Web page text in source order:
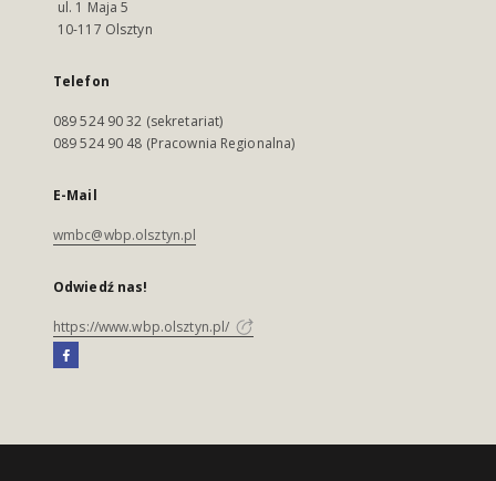
ul. 1 Maja 5
10-117 Olsztyn
Telefon
089 524 90 32 (sekretariat)
089 524 90 48 (Pracownia Regionalna)
E-Mail
wmbc@wbp.olsztyn.pl
Odwiedź nas!
https://www.wbp.olsztyn.pl/